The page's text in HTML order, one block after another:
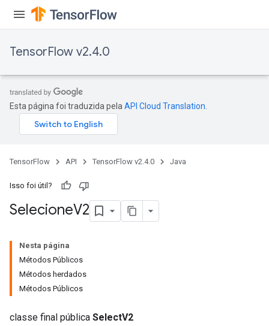
TensorFlow v2.4.0
Esta página foi traduzida pela API Cloud Translation
TensorFlow API TensorFlow v2.4.0 Java
Isso foi útil?
SelecioneV2
Nesta página
Métodos Públicos
Métodos herdados
Métodos Públicos
classe final pública SelectV2